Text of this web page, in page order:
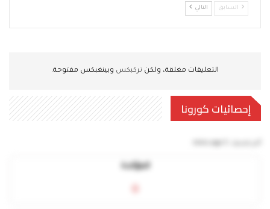
السابق التالي
التعليقات مغلقة، ولكن تركبكس وبينغبكس مفتوحة.
إحصائيات كورونا
المؤكدة